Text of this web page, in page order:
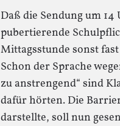
Daß die Sendung um
pubertierende
Mittagsstunde sonst
Schon der Sprache
zu anstrengend“ sind
dafür hörten. Die
darstellte, soll nun